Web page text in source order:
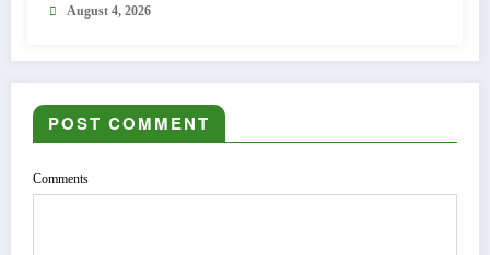
August 4, 2026
POST COMMENT
Comments